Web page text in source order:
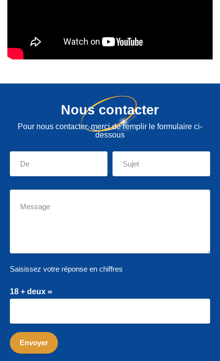
Nous contacter
Pour nous contacter, merci de remplir le formulaire ci-
dessous
Saisissez votre réponse en chiffres
18 + deux =